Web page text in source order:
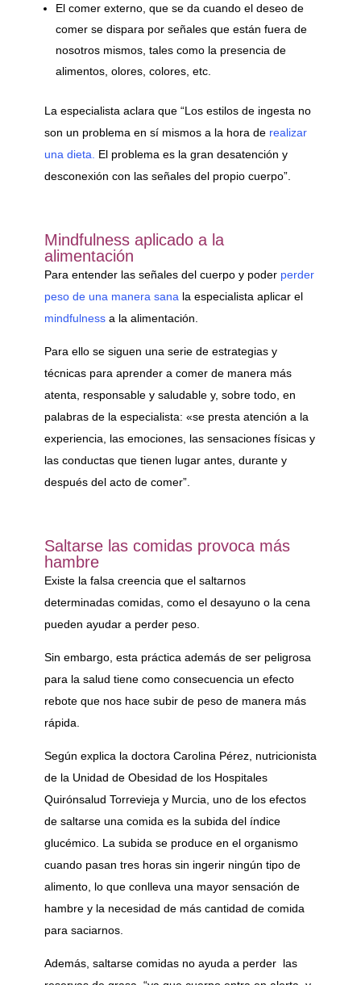
El comer externo, que se da cuando el deseo de
comer se dispara por señales que están fuera de
nosotros mismos, tales como la presencia de
alimentos, olores, colores, etc.
La especialista aclara que “Los estilos de ingesta no
son un problema en sí mismos a la hora de realizar
una dieta.
El problema es la gran desatención y
desconexión con las señales del propio cuerpo”.
Mindfulness aplicado a la
alimentación
Para entender las señales del cuerpo y poder perder
peso de una manera sana la especialista aplicar el
mindfulnessa la alimentación.
Para ello se siguen una serie de estrategias y
técnicas para aprender a comer de manera más
atenta, responsable y saludable y, sobre todo, en
palabras de la especialista: «se presta atención a la
experiencia, las emociones, las sensaciones físicas y
las conductas que tienen lugar antes, durante y
después del acto de comer”.
Saltarse las comidas provoca más
hambre
Existe la falsa creencia que el saltarnos
determinadas comidas, como el desayuno o la cena
pueden ayudar a perder peso.
Sin embargo, esta práctica además de ser peligrosa
para la salud tiene como consecuencia un efecto
rebote que nos hace subir de peso de manera más
rápida.
Según explica la doctora Carolina Pérez, nutricionista
de la Unidad de Obesidad de los Hospitales
Quirónsalud Torrevieja y Murcia, uno de los efectos
de saltarse una comida es la subida del índice
glucémico. La subida se produce en el organismo
cuando pasan tres horas sin ingerir ningún tipo de
alimento, lo que conlleva una mayor sensación de
hambre y la necesidad de más cantidad de comida
para saciarnos.
Además, saltarse comidas no ayuda a perder las